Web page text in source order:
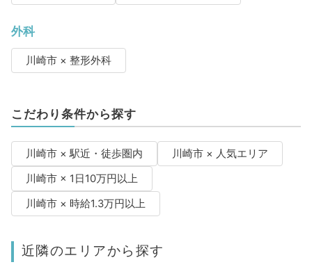
外科
川崎市 × 整形外科
こだわり条件から探す
川崎市 × 駅近・徒歩圏内
川崎市 × 人気エリア
川崎市 × 1日10万円以上
川崎市 × 時給1.3万円以上
近隣のエリアから探す